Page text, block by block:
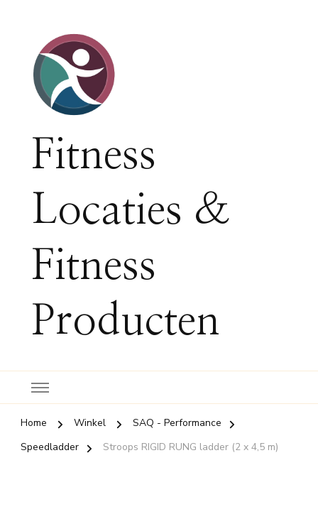
Fitness
Locaties &
Fitness
Producten
Home Winkel
SAQ - Performance
Speedladder
Stroops RIGID RUNG ladder (2 x 4,5 m)